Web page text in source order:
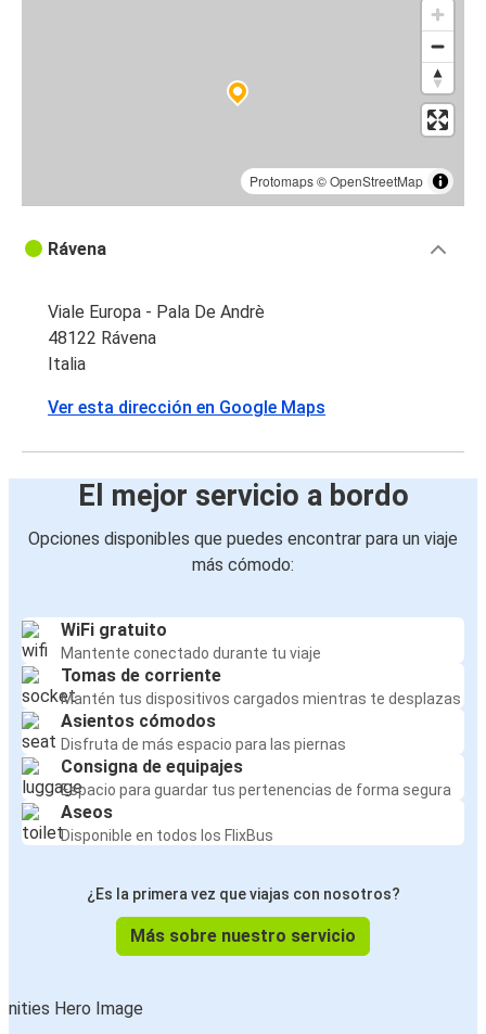
Rávena
Florencia
Rávena
Protomaps©OpenStreetMap
Rávena
Viale Europa - Pala De Andrè
48122 Rávena
Italia
Ver esta dirección en Google Maps
El mejor servicio a bordo
Opciones disponibles que puedes encontrar para un viaje
más cómodo:
WiFi gratuito
Mantente conectado durante tu viaje
Tomas de corriente
Mantén tus dispositivos cargados mientras te desplazas
Asientos cómodos
Disfruta de más espacio para las piernas
Consigna de equipajes
Espacio para guardar tus pertenencias de forma segura
Aseos
Disponible en todos los FlixBus
¿Es la primera vez que viajas con nosotros?
Más sobre nuestro servicio